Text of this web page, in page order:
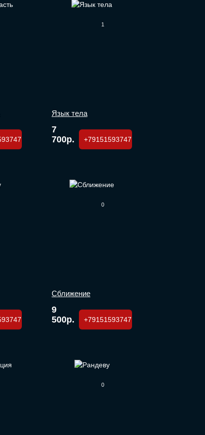
1
Язык тела
7
700р.
+79151593747
0
Сближение
9
500р.
+79151593747
0